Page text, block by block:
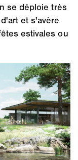
se déploie très
et s'avère
estivales ou